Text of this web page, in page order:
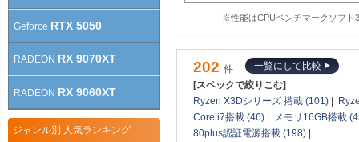
※性能はCPUベンチマークソフト
202 件
一覧にして比較
[スペックで絞りこむ]
Ryzen X3Dシリーズ 搭載 (101) |
Core i7搭載 (46) |
メモリ16GB搭載
80plus認証電源搭載 (198) |
Geforce RTX 5050
RADEON RX 9070XT
RADEON RX 9060XT
ジャンル別 人気ランキング